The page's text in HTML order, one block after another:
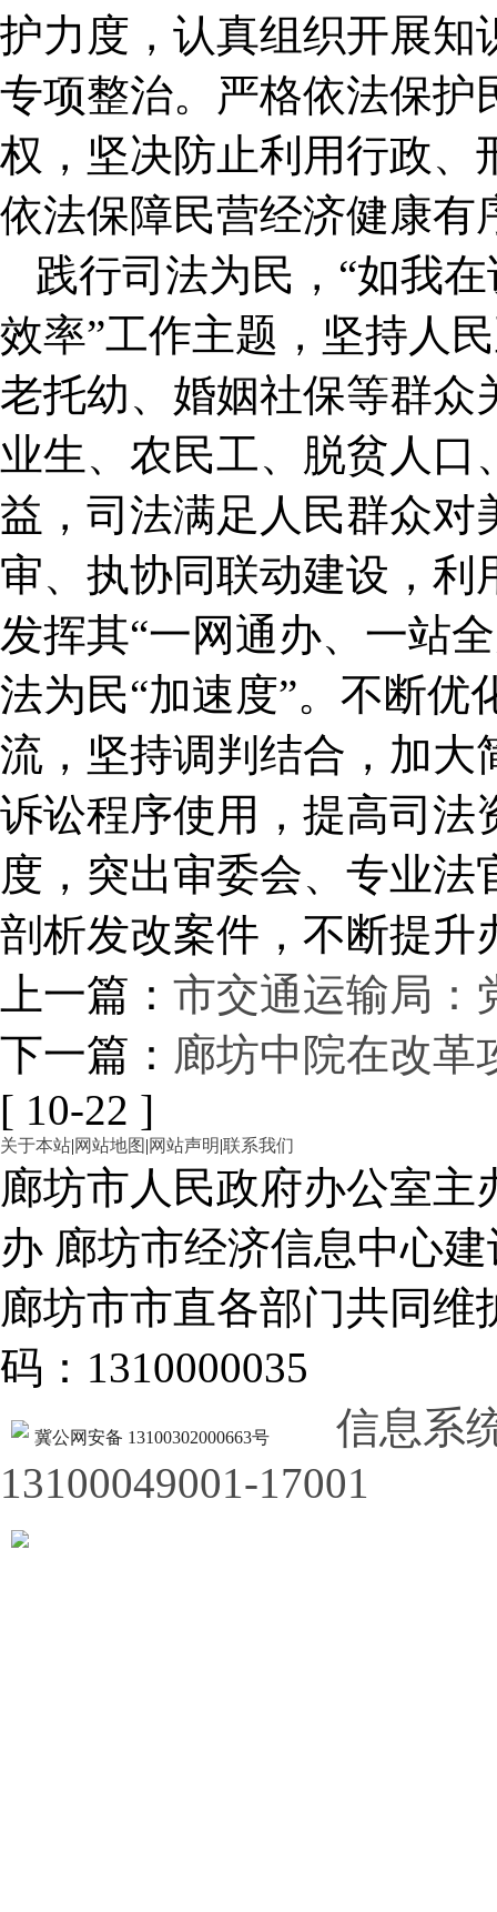
护力度，认真组织开展知
专项整治。严格依法保护
权，坚决防止利用行政、
依法保障民营经济健康有
践行司法为民，“如我
效率”工作主题，坚持人
老托幼、婚姻社保等群众
业生、农民工、脱贫人
益，司法满足人民群众对
审、执协同联动建设，利
发挥其“一网通办、一站
法为民“加速度”。不断优
流，坚持调判结合，加大
诉讼程序使用，提高司法
度，突出审委会、专业
剖析发改案件，不断提升
上一篇： 市交通运输局：
下一篇： 廊坊中院在改革
[ 10-22 ]
关于本站|网站地图 |网站声明|联系我们
廊坊市人民政府办公室
办 廊坊市经济信息中心建
廊坊市市直各部门共同
码：1310000035
冀公网安备 13100302000663号
信息系
13100049001-17001